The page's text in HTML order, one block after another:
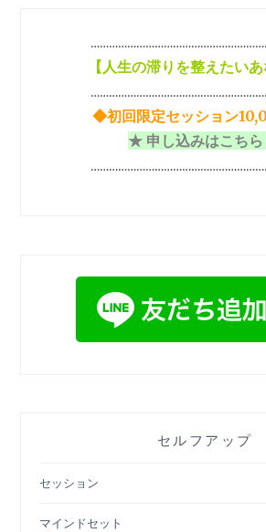
【人生の滞りを整えたいあ
◆初回限定セッション
★ 申し込みはこち
セルフアップ
セッション
マインドセット